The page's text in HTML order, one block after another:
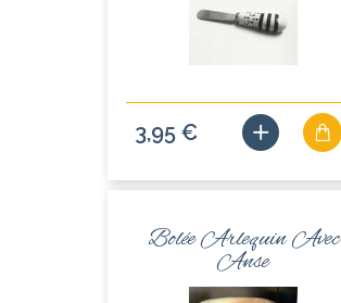
3,95 €
Bolée Arlequin Avec
Anse